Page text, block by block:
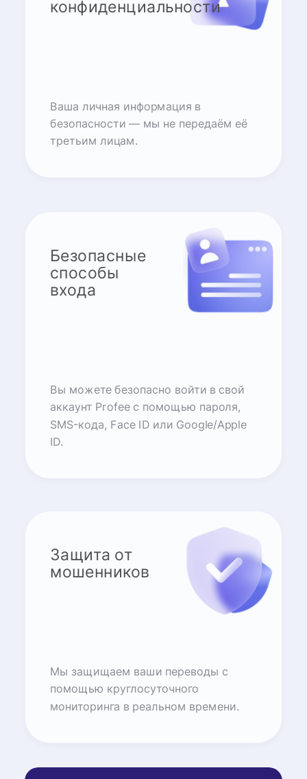
конфиденциальности
Ваша личная информация в
безопасности — мы не передаём её
третьим лицам.
Безопасные
способы
входа
Вы можете безопасно войти в свой
аккаунт Profee с помощью пароля,
SMS-кода, Face ID или Google/Apple
ID.
Защита от
мошенников
Мы защищаем ваши переводы с
помощью круглосуточного
мониторинга в реальном времени.